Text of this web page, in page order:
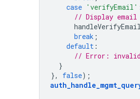
case 'verifyEmail'
// Display
handleVerifyEmail
break ;
default :
// Error: invalid
}
},
false);